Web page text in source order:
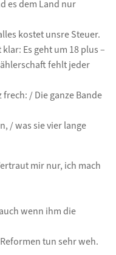
es dem Land nur
kostet unsre Steuer.
Es geht um 18 plus –
fehlt jeder
/ Die ganze Bande
/ was sie vier lange
mir nur, ich mach
wenn ihm die
tun sehr weh.